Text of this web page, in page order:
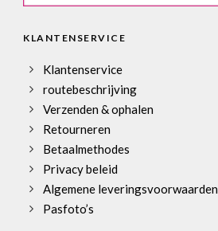
KLANTENSERVICE
Klantenservice
routebeschrijving
Verzenden & ophalen
Retourneren
Betaalmethodes
Privacy beleid
Algemene leveringsvoorwaarden
Pasfoto’s